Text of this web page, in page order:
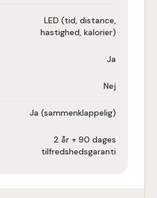
LED (tid, distance,
hastighed, kalorier)
Ja
Nej
Ja (sammenklappelig)
2 år + 90 dages
tilfredshedsgaranti